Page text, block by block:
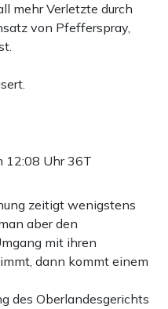
mehr Verletzte durch
von Pfefferspray,
12:08 Uhr36T
zeitigt wenigstens
aber den
mit ihren
dann kommt einem
des Oberlandesgerichts